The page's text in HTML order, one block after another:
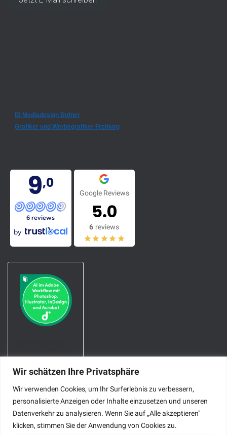
Cookies helfen uns bei der Bereitstellung
unserer Inhalte und Dienste. Durch die weitere
Nutzung der Webseite stimmen Sie der
Wir schätzen Ihre Privatsphäre
Wir verwenden Cookies, um Ihr Surferlebnis zu verbessern,
personalisierte Anzeigen oder Inhalte einzusetzen und unseren
Datenverkehr zu analysieren. Wenn Sie auf „Alle akzeptieren"
klicken, stimmen Sie der Anwendung von Cookies zu.
ID Mediadesign Dufner
Grafiker und Werbegrafiker Freiburg
9,0
6 reviews
by
Google Reviews
5.0
6 reviews